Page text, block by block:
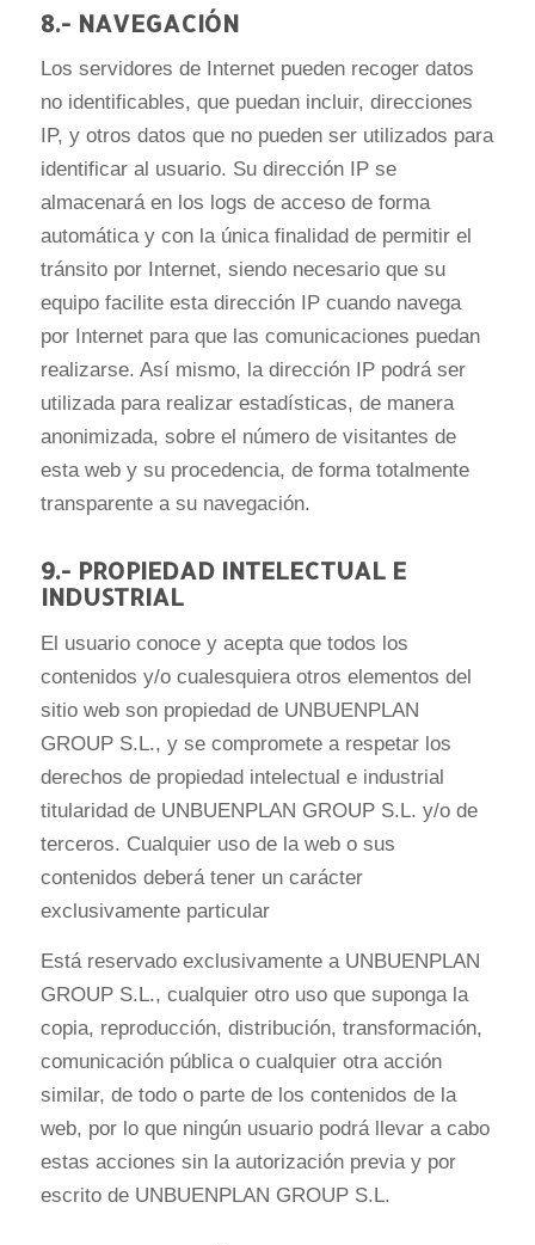
8.- NAVEGACIÓN
Los servidores de Internet pueden recoger datos
no identificables, que puedan incluir, direcciones
IP, y otros datos que no pueden ser utilizados para
identificar al usuario. Su dirección IP se
almacenará en los logs de acceso de forma
automática y con la única finalidad de permitir el
tránsito por Internet, siendo necesario que su
equipo facilite esta dirección IP cuando navega
por Internet para que las comunicaciones puedan
realizarse. Así mismo, la dirección IP podrá ser
utilizada para realizar estadísticas, de manera
anonimizada, sobre el número de visitantes de
esta web y su procedencia, de forma totalmente
transparente a su navegación.
9.- PROPIEDAD INTELECTUAL E
INDUSTRIAL
El usuario conoce y acepta que todos los
contenidos y/o cualesquiera otros elementos del
sitio web son propiedad de UNBUENPLAN
GROUP S.L., y se compromete a respetar los
derechos de propiedad intelectual e industrial
titularidad de UNBUENPLAN GROUP S.L. y/o de
terceros. Cualquier uso de la web o sus
contenidos deberá tener un carácter
exclusivamente particular
Está reservado exclusivamente a UNBUENPLAN
GROUP S.L., cualquier otro uso que suponga la
copia, reproducción, distribución, transformación,
comunicación pública o cualquier otra acción
similar, de todo o parte de los contenidos de la
web, por lo que ningún usuario podrá llevar a cabo
estas acciones sin la autorización previa y por
escrito de UNBUENPLAN GROUP S.L.